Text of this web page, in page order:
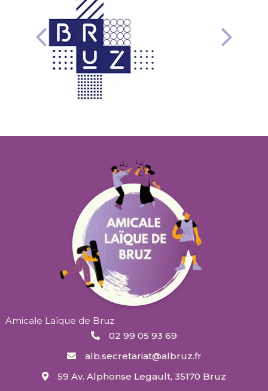
Amicale Laïque de Bruz
02 99 05 93 69
alb.secretariat@albruz.fr
59 Av. Alphonse Legault, 35170 Bruz